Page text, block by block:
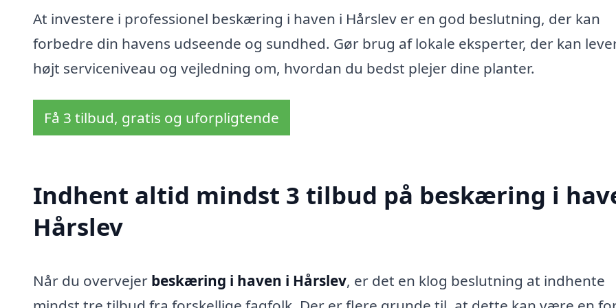
At investere i professionel beskæring i haven i Hårslev er en god beslutning, der kan
forbedre din havens udseende og sundhed. Gør brug af lokale eksperter, der kan
højt serviceniveau og vejledning om, hvordan du bedst plejer dine planter.
Få 3 tilbud, gratis og uforpligtende
Indhent altid mindst 3 tilbud på beskæring i
Hårslev
Når du overvejer beskæring i haven i Hårslev, er det en klog beslutning at indhente